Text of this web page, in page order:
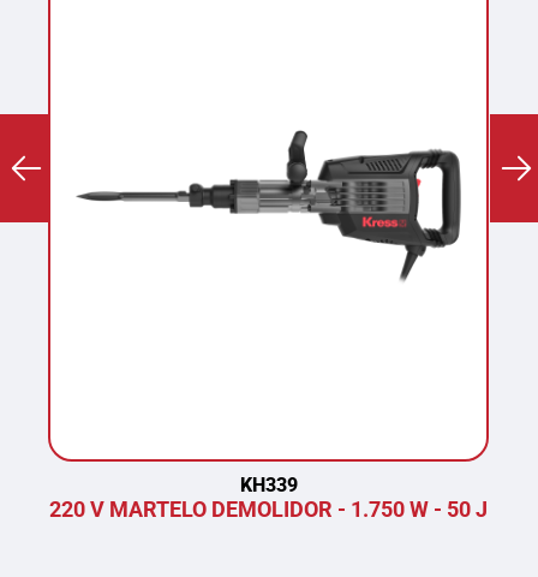
KH339
220 V MARTELO DEMOLIDOR - 1.750 W - 50 J